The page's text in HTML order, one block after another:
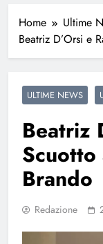
Home
Ultime
Beatriz D’Orsi e
ULTIME NEWS
Beatriz
Brando
Redazione